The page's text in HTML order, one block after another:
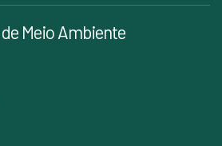
Meio Ambiente